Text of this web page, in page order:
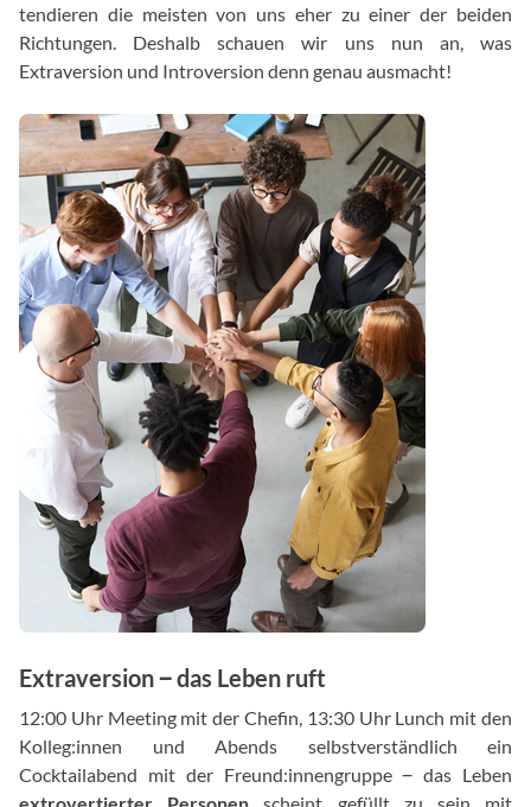
tendieren die meisten von uns eher zu einer der beiden
Richtungen. Deshalb schauen wir uns nun an, was
Extraversion und Introversion denn genau ausmacht!
Extraversion ‒ das Leben ruft
12:00 Uhr Meeting mit der Chefin, 13:30 Uhr Lunch mit den
Kolleg:innen und Abends selbstverständlich ein
Cocktailabend mit der Freund:innengruppe ‒ das Leben
extrovertierter Personen scheint gefüllt zu sein mit